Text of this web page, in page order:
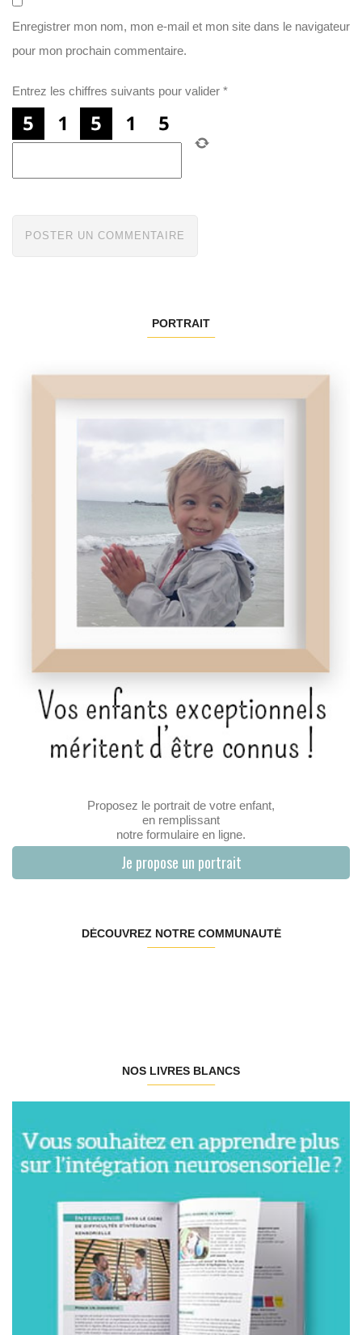
Enregistrer mon nom, mon e-mail et mon site dans le navigateur
pour mon prochain commentaire.
Entrez les chiffres suivants pour valider *
PORTRAIT
Proposez le portrait de votre enfant,
en remplissant
notre formulaire en ligne.
Je propose un portrait
DÉCOUVREZ NOTRE COMMUNAUTÉ
NOS LIVRES BLANCS